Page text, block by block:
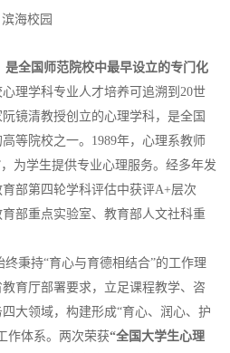
滨海校园
是全国师范院校中最早设立的专门化
心理学科专业人才培养可追溯到20世
镜清教授创立的心理学科，是全国
等院校之一。1989年，心理系教师
为学生提供专业心理服务。经多年发
部第四轮学科评估中获评A+层次
育部重点实验室、教育部人文社科重
秉持“育心与育德相结合”的工作理
育厅部署要求，立足课程教学、咨
大领域，构建形成“育心、润心、护
作体系。两次荣获“全国大学生心理